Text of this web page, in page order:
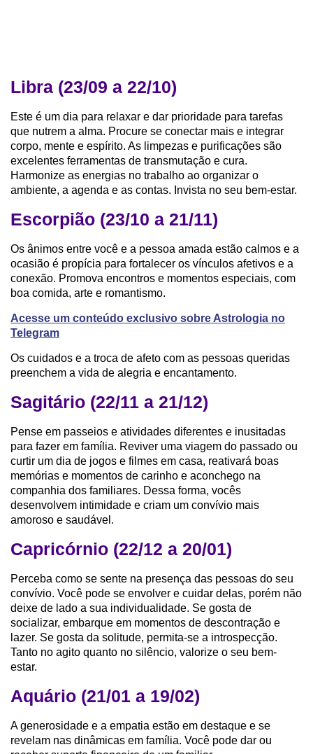
Libra (23/09 a 22/10)
Este é um dia para relaxar e dar prioridade para tarefas
que nutrem a alma. Procure se conectar mais e integrar
corpo, mente e espírito. As limpezas e purificações são
excelentes ferramentas de transmutação e cura.
Harmonize as energias no trabalho ao organizar o
ambiente, a agenda e as contas. Invista no seu bem-estar.
Escorpião (23/10 a 21/11)
Os ânimos entre você e a pessoa amada estão calmos e a
ocasião é propícia para fortalecer os vínculos afetivos e a
conexão. Promova encontros e momentos especiais, com
boa comida, arte e romantismo.
Acesse um conteúdo exclusivo sobre Astrologia no
Telegram
Os cuidados e a troca de afeto com as pessoas queridas
preenchem a vida de alegria e encantamento.
Sagitário (22/11 a 21/12)
Pense em passeios e atividades diferentes e inusitadas
para fazer em família. Reviver uma viagem do passado ou
curtir um dia de jogos e filmes em casa, reativará boas
memórias e momentos de carinho e aconchego na
companhia dos familiares. Dessa forma, vocês
desenvolvem intimidade e criam um convívio mais
amoroso e saudável.
Capricórnio (22/12 a 20/01)
Perceba como se sente na presença das pessoas do seu
convívio. Você pode se envolver e cuidar delas, porém não
deixe de lado a sua individualidade. Se gosta de
socializar, embarque em momentos de descontração e
lazer. Se gosta da solitude, permita-se a introspecção.
Tanto no agito quanto no silêncio, valorize o seu bem-
estar.
Aquário (21/01 a 19/02)
A generosidade e a empatia estão em destaque e se
revelam nas dinâmicas em família. Você pode dar ou